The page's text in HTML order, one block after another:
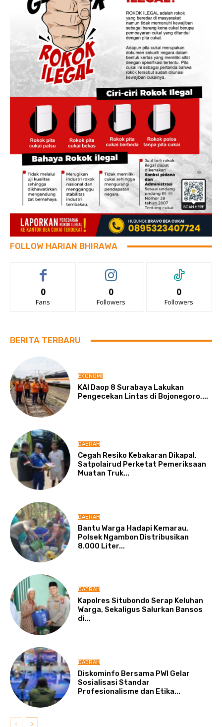
FOLLOW HARIAN BHIRAWA
0
Fans
0
Followers
0
Followers
BERITA TERBARU
EKONOMI
KAI Daop 8 Surabaya Lakukan
Pengecekan Lintas di Bojonegoro,...
DAERAH
Cegah Resiko Kebakaran Dikapal,
Satpolairud Perketat Pemeriksaan
Muatan Truk...
DAERAH
Bantu Warga Hadapi Kemarau,
Polsek Ngambon Distribusikan
8.000 Liter...
DAERAH
Kapolres Situbondo Serap Keluhan
Warga, Sekaligus Salurkan Bansos
di...
DAERAH
Diskominfo Bersama PWI Gelar
Sosialisasi Standar
Profesionalisme dan Etika...